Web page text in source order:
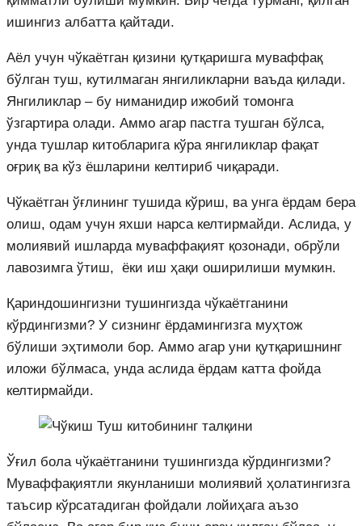
ишингиз албатта қайтади.
Аёл учун чўкаётган қизини қутқаришга муваффақ
бўлган туш, кутилмаган янгиликларни ваъда қилади.
Янгиликлар – бу ниманидир ижобий томонга
ўзгартира олади. Аммо агар пастга тушган бўлса,
унда тушлар китобларига кўра янгиликлар фақат
оғриқ ва кўз ёшларини келтириб чиқаради.
Чўкаётган ўғлининг тушида кўриш, ва унга ёрдам бера
олиш, одам учун яхши нарса келтирмайди. Аслида, у
молиявий ишларда муваффақият қозонади, обрўли
лавозимга ўтиш, ёки иш ҳақи оширилиши мумкин.
Қариндошингизни тушингизда чўкаётганини
кўрдингизми? У сизнинг ёрдамингизга муҳтож
бўлиши эҳтимоли бор. Аммо агар уни қутқаришнинг
иложи бўлмаса, унда аслида ёрдам катта фойда
келтирмайди.
Ўғил бола чўкаётганини тушингизда кўрдингизми?
Муваффақиятли якунланиши молиявий ҳолатингизга
таъсир кўрсатадиган фойдали лойиҳага аъзо